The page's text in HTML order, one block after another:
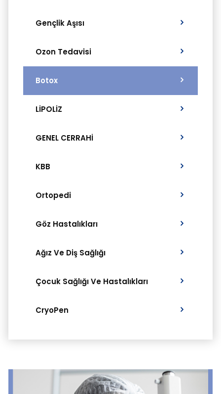
Gençlik Aşısı
Ozon Tedavisi
Botox
LİPOLİZ
GENEL CERRAHİ
KBB
Ortopedi
Göz Hastalıkları
Ağız Ve Diş Sağlığı
Çocuk Sağlığı Ve Hastalıkları
CryoPen